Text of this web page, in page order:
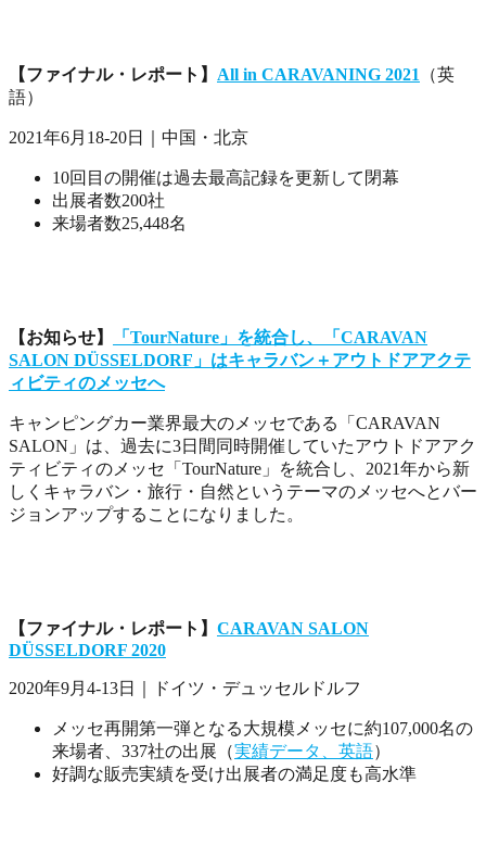
【ファイナル・レポート】 All in CARAVANING 2021
（英
語）
2021年6月18-20日｜中国・北京
10回目の開催は過去最高記録を更新して閉幕
出展者数200社
来場者数25,448名
【お知らせ】
「TourNature」を統合し、「CARAVAN
SALON DÜSSELDORF」はキャラバン＋アウトドアアクテ
ィビティのメッセへ
キャンピングカー業界最大のメッセである「CARAVAN
SALON」は、過去に3日間同時開催していたアウトドアアク
ティビティのメッセ「TourNature」を統合し、2021年から新
しくキャラバン・旅行・自然というテーマのメッセへとバー
ジョンアップすることになりました。
【ファイナル・レポート】 CARAVAN SALON
DÜSSELDORF 2020
2020年9月4-13日｜ドイツ・デュッセルドルフ
メッセ再開第一弾となる大規模メッセに約107,000名の
来場者、337社の出展（実績データ、英語）
好調な販売実績を受け出展者の満足度も高水準